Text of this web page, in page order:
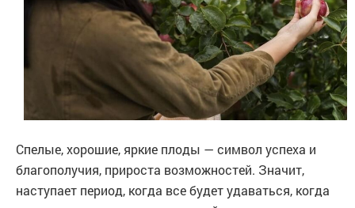
Спелые, хорошие, яркие плоды — символ успеха и
благополучия, прироста возможностей. Значит,
наступает период, когда все будет удаваться, когда